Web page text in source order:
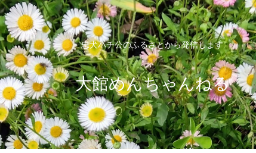
忠犬ハチ公のふるさとから発信します
大館めんちゃんねる